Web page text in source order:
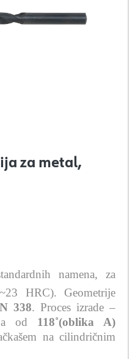
za metal,
namena, za
HRC). Geometrije
338. Proces izrade –
od 118˚(oblika A)
na cilindričnim